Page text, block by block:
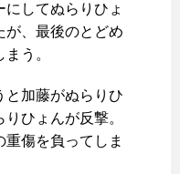
してぬらりひょ
が、最後のとどめ
う。
と加藤がぬらりひ
ひょんが反撃。
傷を負ってしま